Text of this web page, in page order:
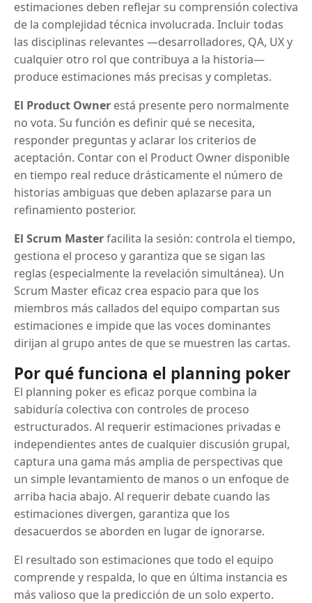
estimaciones deben reflejar su comprensión colectiva
de la complejidad técnica involucrada. Incluir todas
las disciplinas relevantes —desarrolladores, QA, UX y
cualquier otro rol que contribuya a la historia—
produce estimaciones más precisas y completas.
El Product Owner está presente pero normalmente
no vota. Su función es definir qué se necesita,
responder preguntas y aclarar los criterios de
aceptación. Contar con el Product Owner disponible
en tiempo real reduce drásticamente el número de
historias ambiguas que deben aplazarse para un
refinamiento posterior.
El Scrum Masterfacilita la sesión: controla el tiempo,
gestiona el proceso y garantiza que se sigan las
reglas (especialmente la revelación simultánea). Un
Scrum Master eficaz crea espacio para que los
miembros más callados del equipo compartan sus
estimaciones e impide que las voces dominantes
dirijan al grupo antes de que se muestren las cartas.
Por qué funciona el planning poker
El planning poker es eficaz porque combina la
sabiduría colectiva con controles de proceso
estructurados. Al requerir estimaciones privadas e
independientes antes de cualquier discusión grupal,
captura una gama más amplia de perspectivas que
un simple levantamiento de manos o un enfoque de
arriba hacia abajo. Al requerir debate cuando las
estimaciones divergen, garantiza que los
desacuerdos se aborden en lugar de ignorarse.
El resultado son estimaciones que todo el equipo
comprende y respalda, lo que en última instancia es
más valioso que la predicción de un solo experto.